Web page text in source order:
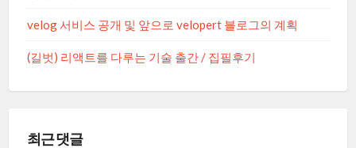
velog 서비스 공개 및 앞으로 velopert 블로그의 계획
(길벗) 리액트를 다루는 기술 출간 / 집필후기
최근 댓글